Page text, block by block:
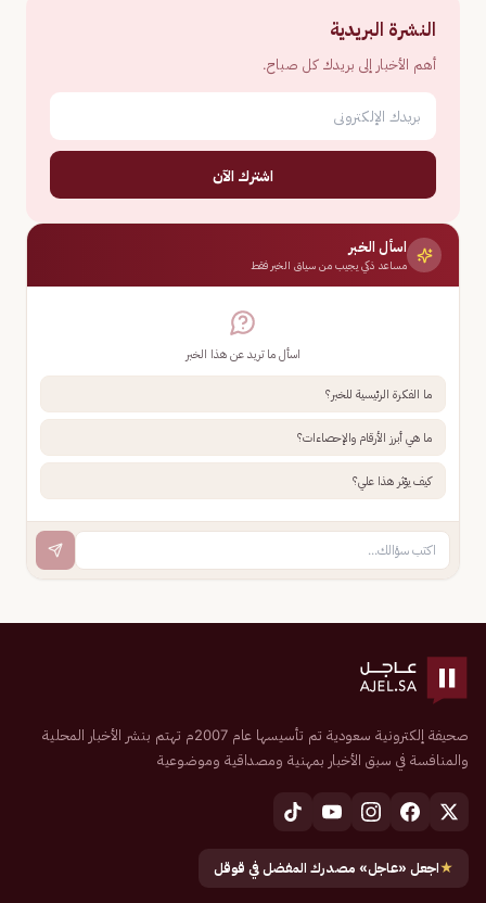
النشرة البريدية
أهم الأخبار إلى بريدك كل صباح.
اشترك الآن
اسأل الخبر
مساعد ذكي يجيب من سياق الخبر فقط
اسأل ما تريد عن هذا الخبر
ما الفكرة الرئيسية للخبر؟
ما هي أبرز الأرقام والإحصاءات؟
كيف يؤثر هذا علي؟
صحيفة إلكترونية سعودية تم تأسيسها عام 2007م تهتم بنشر الأخبار المحلية
والمنافسة في سبق الأخبار بمهنية ومصداقية وموضوعية
★اجعل «عاجل» مصدرك المفضل في قوقل